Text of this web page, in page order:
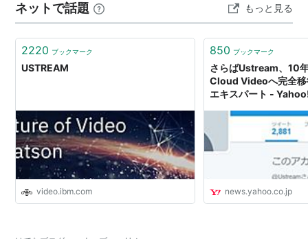
Ustream to broadcast to a global audience.
http://ustream.tv/
Streaming Video Platform & Hosting Services |
2013年2月19日、有料配信サービス「Open Pay-per-
view」を正式版として提供すると発表した。
Ustream、有料配信サービスを正式に開始 - ITmedia
ネットで話題 もっと見る
2220 ブックマーク
USTREAM
video.ibm.com
850 ブックマーク
さらばUstream、10
Cloud Videoへ完全
エキスパート -
news.yahoo.co.jp